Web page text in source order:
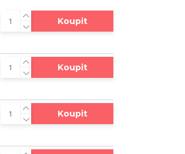
Koupit
Koupit
Koupit